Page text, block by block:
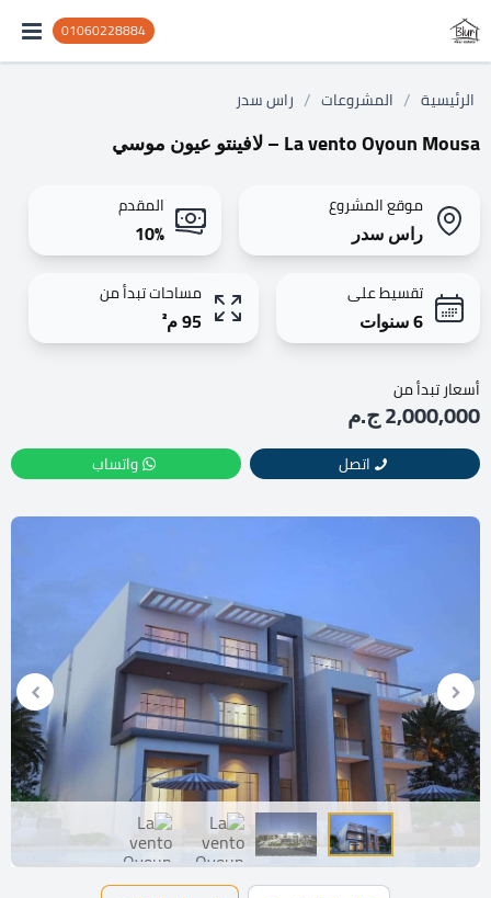
01060228884
الرئيسية / المشروعات / راس سدر
La vento Oyoun Mousa – لافينتو عيون موسي
موقع المشروع
راس سدر
المقدم
10%
تقسيط على
6 سنوات
مساحات تبدأ من
95 م²
أسعار تبدأ من
2,000,000 ج.م
اتصل واتساب